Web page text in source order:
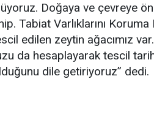
Doğaya ve çevreye
Tabiat Varlıklarını Koruma
edilen zeytin ağacımız
da hesaplayarak tescil
dile getiriyoruz” dedi.